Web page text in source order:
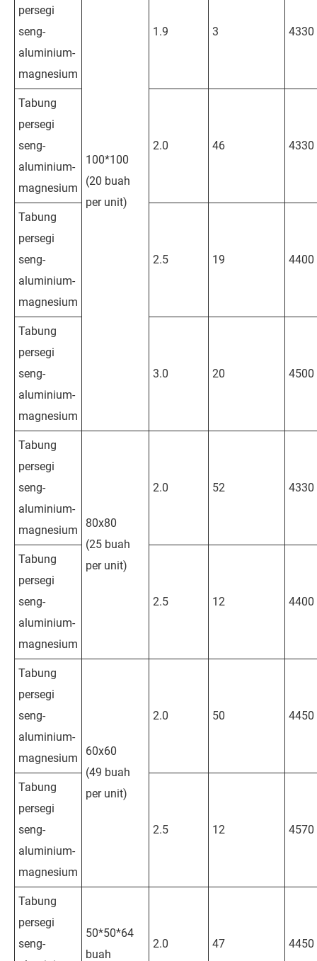
persegi
seng-
aluminium-
magnesium
100*100
(20 buah
per unit)
1.9 3 4330
Tabung
persegi
seng-
aluminium-
magnesium
2.0 46 4330
Tabung
persegi
seng-
aluminium-
magnesium
2.5 19 4400
Tabung
persegi
seng-
aluminium-
magnesium
3.0 20 4500
Tabung
persegi
seng-
aluminium-
magnesium
80x80
(25 buah
per unit)
2.0 52 4330
Tabung
persegi
seng-
aluminium-
magnesium
2.5 12 4400
Tabung
persegi
seng-
aluminium-
magnesium
60x60
(49 buah
per unit)
2.0 50 4450
Tabung
persegi
seng-
aluminium-
magnesium
2.5 12 4570
Tabung
persegi
seng-
50*50*64
buah
2.0 47 4450